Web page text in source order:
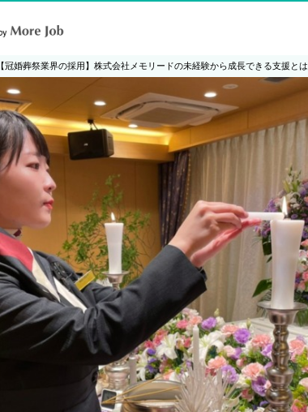
【冠婚葬祭業界の採用】株式会社メモリードの未経験から成長できる支援とは